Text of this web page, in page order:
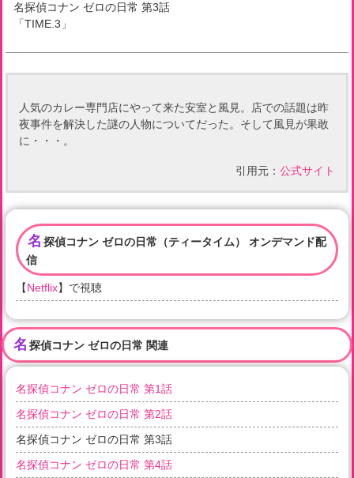
名探偵コナン ゼロの日常 第3話
「TIME.3 」
人気のカレー専門店にやって来た安室と風見。店での話題は昨
夜事件を解決した謎の人物についてだった。そして風見が果敢
に・・・。
引用元： 公式サイト
名 探偵コナン ゼロの日常（ティータイム） オンデマンド配
信
【Netflix】で視聴
名 探偵コナン ゼロの日常 関連
名探偵コナン ゼロの日常 第1話
名探偵コナン ゼロの日常 第2話
名探偵コナン ゼロの日常 第3話
名探偵コナン ゼロの日常 第4話